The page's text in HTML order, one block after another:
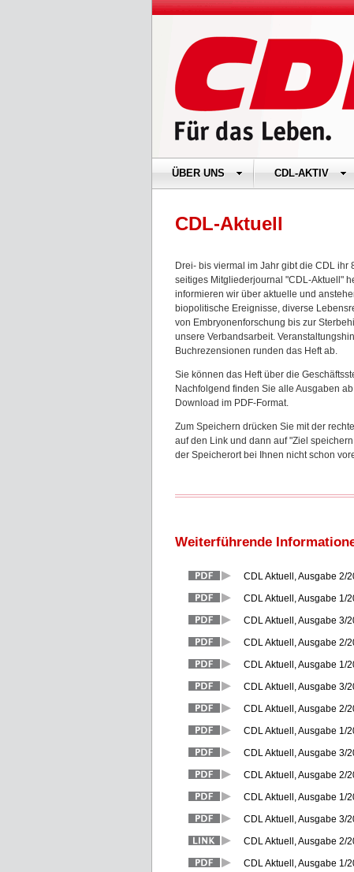
ÜBER UNS CDL-AKTIV
CDL-Aktuell
Drei- bis viermal im Jahr gibt die CDL ihr
seitiges Mitgliederjournal "CDL-Aktuell"
informieren wir über aktuelle und
biopolitische Ereignisse, diverse
von Embryonenforschung bis zur
unsere Verbandsarbeit.
Buchrezensionen runden das Heft ab.
Sie können das Heft über die
Nachfolgend finden Sie alle Ausgaben
Download im PDF-Format.
Zum Speichern drücken Sie mit der
auf den Link und dann auf "Ziel
der Speicherort bei Ihnen nicht schon
Weiterführende
CDL Aktuell, Ausgabe 2/
CDL Aktuell, Ausgabe 1/
CDL Aktuell, Ausgabe 3/
CDL Aktuell, Ausgabe 2/
CDL Aktuell, Ausgabe 1/
CDL Aktuell, Ausgabe 3/
CDL Aktuell, Ausgabe 2/
CDL Aktuell, Ausgabe 1/
CDL Aktuell, Ausgabe 3/
CDL Aktuell, Ausgabe 2/
CDL Aktuell, Ausgabe 1/
CDL Aktuell, Ausgabe 3/
CDL Aktuell, Ausgabe 2/
CDL Aktuell, Ausgabe 1/